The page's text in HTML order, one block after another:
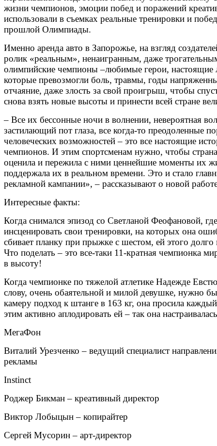
жизни чемпионов, эмоции побед и поражений
использовали в съемках реальные тренировки и
прошлой Олимпиады.
Именно аренда авто в Запорожье, на взгляд
ролик «реальным», ненаигранным, даже
олимпийские чемпионы –любимые герои, настоящие
которые превозмогли боль, травмы, годы
отчаяние, даже злость за свой проигрыш, чтобы
снова взять новые высоты и принести всей стране
– Все их бессонные ночи в волнении, невероятная
застилающий пот глаза, все когда-то преодоленные
человеческих возможностей – это все настоящие
чемпионов. И этим спортсменам нужно, чтобы
оценила и пережила с ними ценнейшие моменты их
поддержала их в реальном времени. Это и стало
рекламной кампании», – рассказывают о новой
Интересные факты:
Когда снимался эпизод со Светланой Феофановой,
инсценировать свои тренировки, на которых она
сбивает планку при прыжке с шестом, ей этого долго
Что поделать – это все-таки 11-кратная чемпионка
в высоту!
Когда чемпионке по тяжелой атлетике Надежде
слову, очень обаятельной и милой девушке, нужно
камеру подход к штанге в 163 кг, она просила
этим активно аплодировать ей – так она
МегаФон
Виталий Урезченко – ведущий специалист
рекламы
Instinct
Роджер Бикман – креативный директор
Виктор Лобыцын – копирайтер
Сергей Мусорин – арт-директор